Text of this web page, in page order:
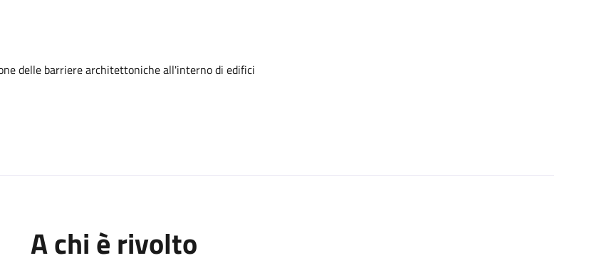
delle barriere architettoniche all'interno di edifici
A chi è rivolto